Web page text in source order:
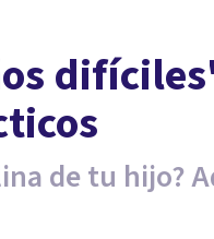
de tu hijo?